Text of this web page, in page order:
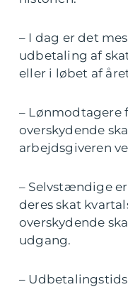
– I dag er det
udbetaling af
eller i løbet af
– Lønmodtagere
overskydende
arbejdsgiveren
– Selvstændige
deres skat
overskydende
udgang.
–